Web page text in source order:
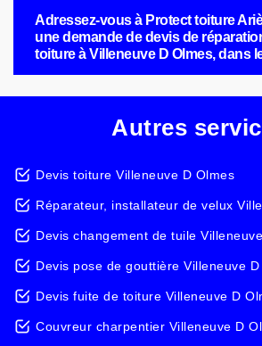
Adressez-vous à Protect toiture
une demande de devis de
toiture à Villeneuve D Olmes, dans
Autres
Devis toiture Villeneuve D Olmes
Réparateur, installateur de velux
Devis changement de tuile
Devis pose de gouttière Villeneuve
Devis fuite de toiture Villeneuve D
Couvreur charpentier Villeneuve D